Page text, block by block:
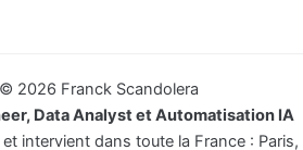
2026 Franck Scandolera
Data Analyst et Automatisation IA
et intervient dans toute la France : Paris,